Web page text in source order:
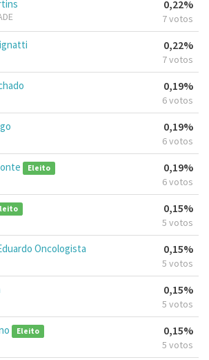
0,22%
7 votos
0,22%
7 votos
0,19%
6 votos
0,19%
6 votos
Eleito 0,19%
6 votos
0,15%
5 votos
Oncologista 0,15%
5 votos
0,15%
5 votos
Eleito 0,15%
5 votos